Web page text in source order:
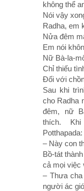
không thể
Nói vậy
Radha, em
Nửa đêm
Em nói
Nữ Bà-la-
Chỉ thiếu
Ðối với
Sau khi
cho Radha
đêm, nữ
thích.
Potthapada:
– Này con
Bồ-tát
cả mọi việc
– Thưa
người ác